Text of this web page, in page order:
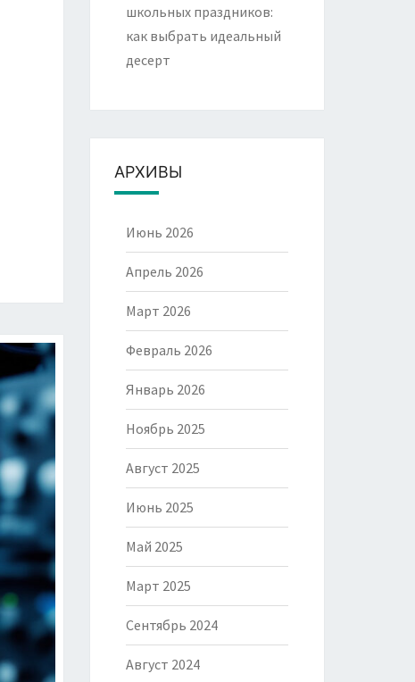
школьных праздников:
как выбрать идеальный
десерт
АРХИВЫ
Июнь 2026
Апрель 2026
Март 2026
Февраль 2026
Январь 2026
Ноябрь 2025
Август 2025
Июнь 2025
Май 2025
Март 2025
Сентябрь 2024
Август 2024